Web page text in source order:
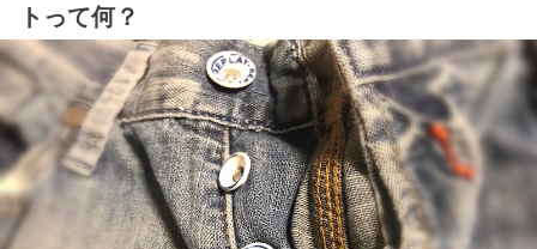
トって何？